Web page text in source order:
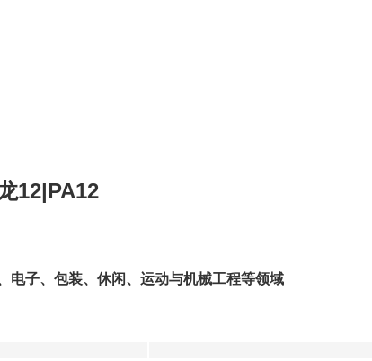
12|PA12
电子、包装、休闲、运动与机械工程等领域